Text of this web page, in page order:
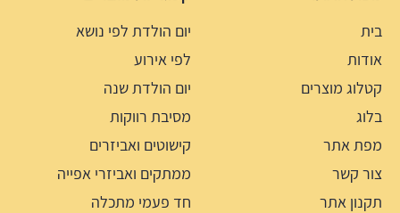
בית
אודות
קטלוג מוצרים
בלוג
מפת אתר
צור קשר
תקנון אתר
יום הולדת לפי נושא
לפי אירוע
יום הולדת שנה
מסיבת רווקות
קישוטים ואביזרים
ממתקים ואביזרי אפייה
חד פעמי מתכלה